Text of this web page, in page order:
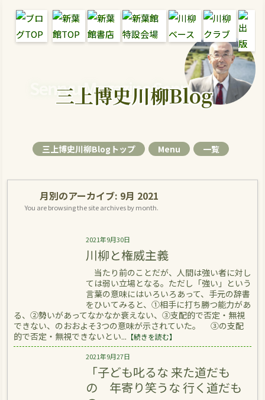
Senryu Magazine Senryu Blog
三上博史川柳Blog
三上博史川柳Blogトップ Menu 一覧
月別のアーカイブ: 9月 2021
You are browsing the site archives by month.
2021年9月30日
川柳と権威主義
当たり前のことだが、人間は強い者に対し
ては弱い立場となる。ただし「強い」という
言葉の意味にはいろいろあって、手元の辞書
をひいてみると、①相手に打ち勝つ能力があ
る、➁勢いがあってなかなか衰えない、③支配的で否定・無視
できない、のおおよそ3つの意味が示されていた。 ③の支配
的で否定・無視できないとい... 【続きを読む】
2021年9月27日
「子ども叱るな 来た道だも
の 年寄り笑うな 行く道だも